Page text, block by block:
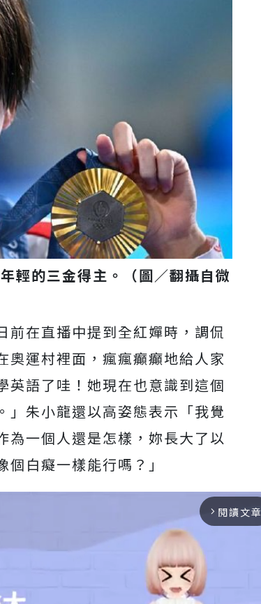
輕的三金得主。（圖／翻攝自微
前在直播中提到全紅嬋時，調侃
奧運村裡面，瘋瘋癲癲地給人家
英語了哇！她現在也意識到這個
」朱小龍還以高姿態表示「我覺
為一個人還是怎樣，妳長大了以
白癡一樣能行嗎？」
arrow_forward_ios 閱讀文章